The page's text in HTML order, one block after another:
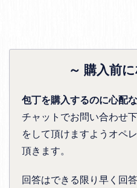
～ 購入前
包丁を購入するのに心配
チャットでお問い合わせ
をして頂けますようオペ
頂きます。
回答はできる限り早く回